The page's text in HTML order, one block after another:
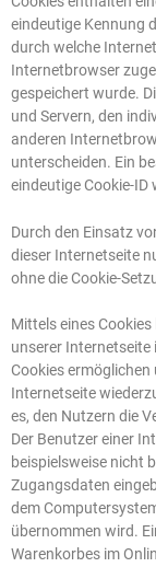
eindeutige Kennung
durch welche
Internetbrowser
gespeichert wurde.
und Servern, den
anderen
unterscheiden. Ein
eindeutige Cookie-
Durch den Einsatz
dieser Internetseite
ohne die Cookie-
Mittels eines
unserer Internetseite
Cookies
Internetseite
es, den Nutzern die
Der Benutzer einer
beispielsweise nicht
Zugangsdaten
dem
übernommen wird.
Warenkorbes im